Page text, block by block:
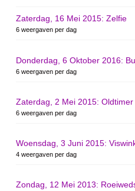
Zaterdag, 16 Mei 2015: Zelfie
6 weergaven per dag
Donderdag, 6 Oktober 2016:
6 weergaven per dag
Zaterdag, 2 Mei 2015: Oldtimer
6 weergaven per dag
Woensdag, 3 Juni 2015:
4 weergaven per dag
Zondag, 12 Mei 2013: